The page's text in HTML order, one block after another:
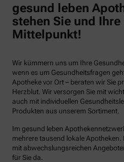
gesund leben
stehen Sie und
Mittelpunkt!
Wir kümmern uns um Ihre
wenn es um Gesundheitsfragen
Apotheke vor Ort – beraten wir Sie
Herzblut. Wir versorgen Sie mit
auch mit individuellen
Produkten aus unserem Sortiment.
Im gesund leben
mehrere tausend lokale
mit abwechslungsreichen
für Sie da.